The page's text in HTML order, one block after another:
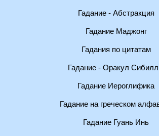
Гадание - Абстракция
Гадание Маджонг
Гадания по цитатам
Гадание - Оракул
Гадание Иероглифика
Гадание на греческом
Гадание Гуань Инь